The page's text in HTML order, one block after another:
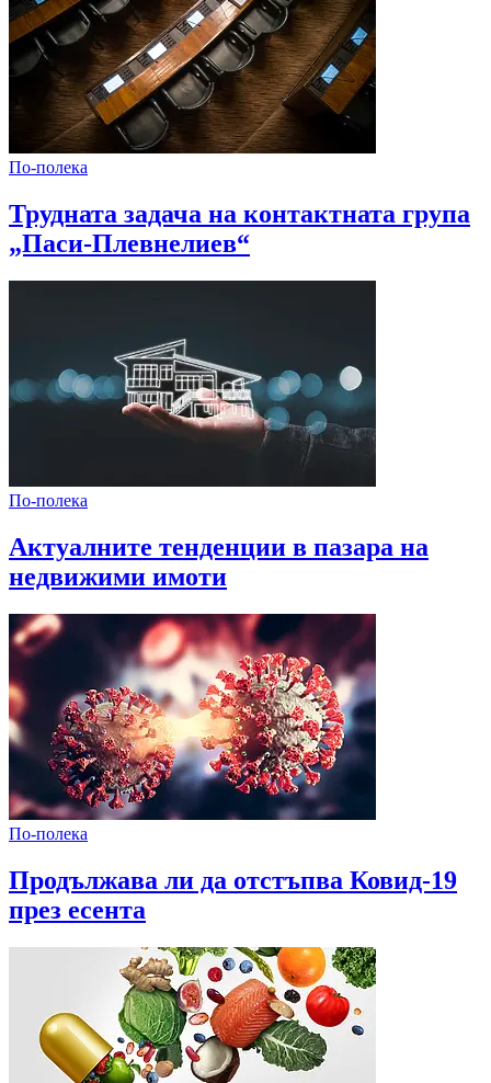
По-полека
Трудната задача на контактната група
„Паси-Плевнелиев“
По-полека
Актуалните тенденции в пазара на
недвижими имоти
По-полека
Продължава ли да отстъпва Ковид-19
през есента